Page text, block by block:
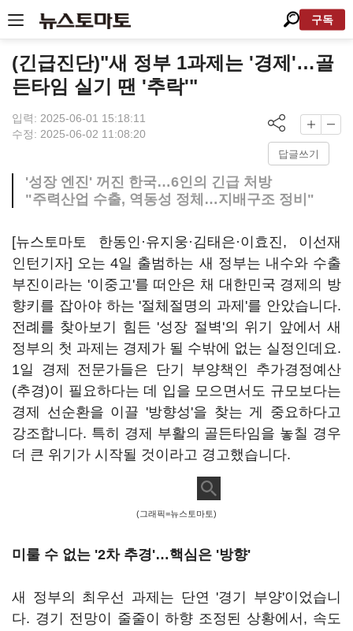
구독
(긴급진단)"새 정부 1과제는 '경제'…골
든타임 실기 땐 '추락'"
입력: 2025-06-01 15:18:11
수정: 2025-06-02 11:08:20
답글쓰기
'성장 엔진' 꺼진 한국…6인의 긴급 처방
"주력산업 수출, 역동성 정체…지배구조 정비"
[뉴스토마토 한동인·유지웅·김태은·이효진, 이선재
인턴기자] 오는 4일 출범하는 새 정부는 내수와 수출
부진이라는 '이중고'를 떠안은 채 대한민국 경제의 방
향키를 잡아야 하는 '절체절명의 과제'를 안았습니다.
전례를 찾아보기 힘든 '성장 절벽'의 위기 앞에서 새
정부의 첫 과제는 경제가 될 수밖에 없는 실정인데요.
1일 경제 전문가들은 단기 부양책인 추가경정예산
(추경)이 필요하다는 데 입을 모으면서도 규모보다는
경제 선순환을 이끌 '방향성'을 찾는 게 중요하다고
강조합니다. 특히 경제 부활의 골든타임을 놓칠 경우
더 큰 위기가 시작될 것이라고 경고했습니다.
(그래픽=뉴스토마토)
미룰 수 없는 '2차 추경'…핵심은 '방향'
새 정부의 최우선 과제는 단연 '경기 부양'이었습니
다. 경기 전망이 줄줄이 하향 조정된 상황에서, 속도